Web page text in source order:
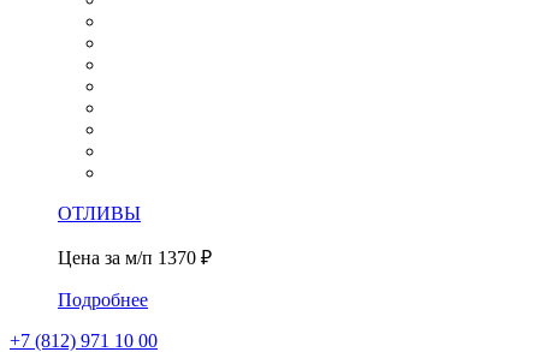
ОТЛИВЫ
Цена за м/п 1370 ₽
Подробнее
+7 (812) 971 10 00